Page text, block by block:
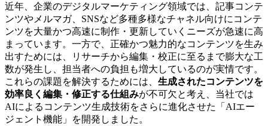
近年、企業のデジタルマーケティング領域では、記事コンテ
ンツやメルマガ、SNSなど多種多様なチャネル向けにコンテ
ンツを大量かつ高速に制作・更新していくニーズが急速に高
まっています。一方で、正確かつ魅力的なコンテンツを生み
出すためには、リサーチから編集・校正に至るまで膨大な工
数が発生し、担当者への負担も増大しているのが実情です。
これらの課題を解決するためには、 生成されたコンテンツを
効率良く編集・修正する仕組みが不可欠と考え、当社では
AIによるコンテンツ生成技術をさらに進化させた「AIエー
ジェント機能」を開発しました。